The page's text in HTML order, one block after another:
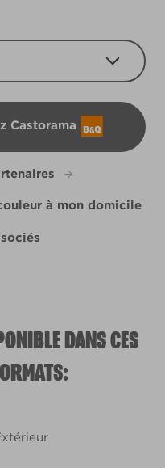
Castorama
à mon domicile
DANS CES